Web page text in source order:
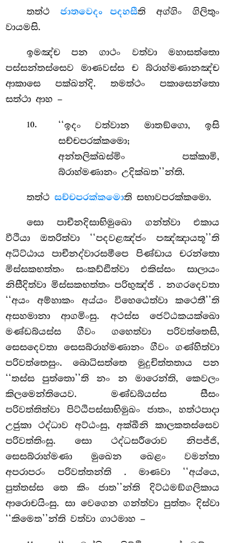
තත්ථ ජාතවෙදං පදහසීති අග්ගිං ගිලිතුං
වායමසි.
ඉමඤ්ච පන ගාථං වත්වා මහාසත්තො
පස්සන්තස්සෙව මාණවස්ස ච බ්රාහ්මණානඤ්ච
ආකාසෙ පක්ඛන්දි. තමත්ථං පකාසෙන්තො
සත්ථා ආහ –
10.
‘‘ඉදං වත්වාන මාතඞ්ගො, ඉසි
සච්චපරක්කමො;
අන්තලික්ඛස්මිං පක්කාමි,
බ්රාහ්මණානං උදික්ඛත’’න්ති.
තත්ථසච්චපරක්කමොති සභාවපරක්කමො.
සො පාචීනදිසාභිමුඛො ගන්ත්වා එකාය
වීථියා ඔතරිත්වා ‘‘පදවළඤ්ජං පඤ්ඤායතූ’’ති
අධිට්ඨාය පාචීනද්වාරසමීපෙ පිණ්ඩාය චරන්තො
මිස්සකභත්තං සංකඩ්ඪිත්වා එකිස්සං සාලායං
නිසීදිත්වා මිස්සකභත්තං පරිභුඤ්ජි. නගරදෙවතා
‘‘අයං අම්හාකං අය්යං විහෙඨෙත්වා කථෙතී’’ති
අසහමානා ආගමිංසු. අථස්ස ජෙට්ඨකයක්ඛො
මණ්ඩබ්යස්ස ගීවං ගහෙත්වා පරිවත්තෙසි,
සෙසදෙවතා සෙසබ්රාහ්මණානං ගීවං ගණ්හිත්වා
පරිවත්තෙසුං. බොධිසත්තෙ මුදුචිත්තතාය පන
‘‘තස්ස පුත්තො’’ති නං න මාරෙන්ති, කෙවලං
කිලමෙන්තියෙව. මණ්ඩබ්යස්ස සීසං
පරිවත්තිත්වා පිට්ඨිපස්සාභිමුඛං ජාතං, හත්ථපාදා
උජුකා ථද්ධාව අට්ඨංසු, අක්ඛීනි කාලකතස්සෙව
පරිවත්තිංසු. සො ථද්ධසරීරොව නිපජ්ජි,
සෙසබ්රාහ්මණා මුඛෙන ඛෙළං වමන්තා
අපරාපරං පරිවත්තන්ති . මාණවා ‘‘අය්යෙ,
පුත්තස්ස තෙ කිං ජාත’’න්ති දිට්ඨමඞ්ගලිකාය
ආරොචයිංසු. සා වෙගෙන ගන්ත්වා පුත්තං දිස්වා
‘‘කිමෙත’’න්ති වත්වා ගාථමාහ –